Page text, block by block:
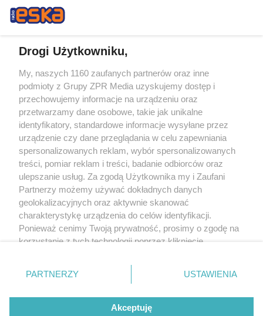
Żaden utwór zamieszczony w serwisie nie może być powielany i
rozpowszechniany lub dalej rozpowszechniany w jakikolwiek sposób (w
tym także elektroniczny lub mechaniczny) na jakimkolwiek polu
eksploatacji w jakiejkolwiek formie, włącznie z umieszczaniem w Internecie
bez pisemnej zgody właściciela praw. Jakiekolwiek użycie lub
wykorzystanie utworów w całości lub w części z naruszeniem prawa, tzn.
bez właściwej zgody, jest zabronione pod groźbą kary i może być ścigane
prawnie.
O nas
Drogi Użytkowniku,
My, naszych 1160 zaufanych partnerów oraz inne
podmioty z Grupy ZPR Media uzyskujemy dostęp i
przechowujemy informacje na urządzeniu oraz
przetwarzamy dane osobowe, takie jak unikalne
identyfikatory, standardowe informacje wysyłane przez
urządzenie czy dane przeglądania w celu zapewniania
spersonalizowanych reklam, wybór spersonalizowanych
treści, pomiar reklam i treści, badanie odbiorców oraz
ulepszanie usług. Za zgodą Użytkownika my i Zaufani
Partnerzy możemy używać dokładnych danych
geolokalizacyjnych oraz aktywnie skanować
charakterystykę urządzenia do celów identyfikacji.
Ponieważ cenimy Twoją prywatność, prosimy o zgodę na
korzystanie z tych technologii poprzez kliknięcie
zmienić/wycofać klikając przycisk ustawień prywatności
znajdujący się w lewym dolnym rogu strony
rodzaje przetwarzania danych nie wymagają zgody
użytkownika, ale masz prawo sprzeciwić się takiemu
PARTNERZY USTAWIENIA
Akceptuję